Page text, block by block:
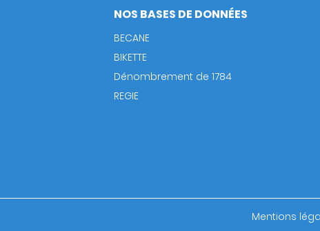
NOS BASES DE DONNÉES
BECANE
BIKETTE
Dénombrement de 1784
REGIE
bottom
Mentions